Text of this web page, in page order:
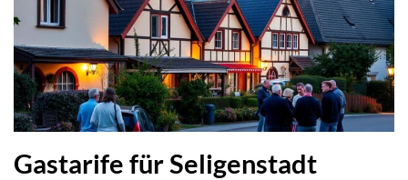
Gastarife für Seligenstadt